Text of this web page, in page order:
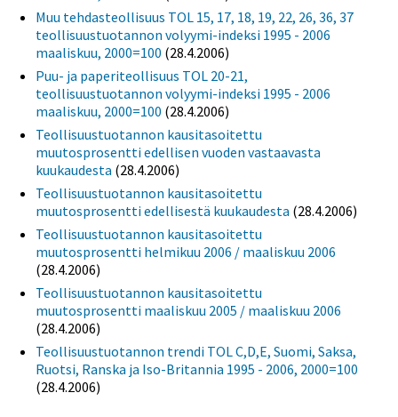
Muu tehdasteollisuus TOL 15, 17, 18, 19, 22, 26, 36, 37
teollisuustuotannon volyymi-indeksi 1995 - 2006
maaliskuu, 2000=100 (28.4.2006)
Puu- ja paperiteollisuus TOL 20-21,
teollisuustuotannon volyymi-indeksi 1995 - 2006
maaliskuu, 2000=100 (28.4.2006)
Teollisuustuotannon kausitasoitettu
muutosprosentti edellisen vuoden vastaavasta
kuukaudesta (28.4.2006)
Teollisuustuotannon kausitasoitettu
muutosprosentti edellisestä kuukaudesta (28.4.2006)
Teollisuustuotannon kausitasoitettu
muutosprosentti helmikuu 2006 / maaliskuu 2006
(28.4.2006)
Teollisuustuotannon kausitasoitettu
muutosprosentti maaliskuu 2005 / maaliskuu 2006
(28.4.2006)
Teollisuustuotannon trendi TOL C,D,E, Suomi, Saksa,
Ruotsi, Ranska ja Iso-Britannia 1995 - 2006, 2000=100
(28.4.2006)